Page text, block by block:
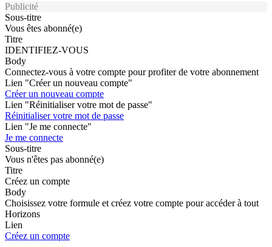
Publicité
Sous-titre
Vous êtes abonné(e)
Titre
IDENTIFIEZ-VOUS
Body
Connectez-vous à votre compte pour profiter de votre abonnement
Lien "Créer un nouveau compte"
Créer un nouveau compte
Lien "Réinitialiser votre mot de passe"
Réinitialiser votre mot de passe
Lien "Je me connecte"
Je me connecte
Sous-titre
Vous n'êtes pas abonné(e)
Titre
Créez un compte
Body
Choisissez votre formule et créez votre compte pour accéder à tout
Horizons
Lien
Créez un compte